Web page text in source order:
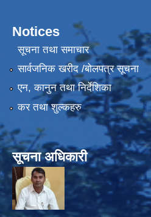
Notices
सूचना तथा समाचार
सार्वजनिक खरीद /बोलपत्र सूचना
एन, कानुन तथा निर्देशिका
कर तथा शुल्कहरु
सूचना अधिकारी